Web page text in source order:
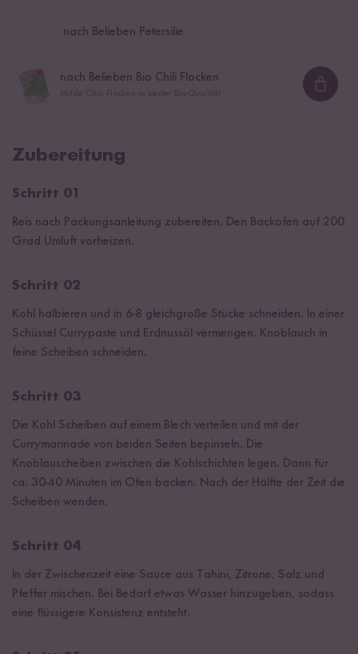
nach Belieben Petersilie
nach Belieben Bio Chili Flocken
Zubereitung
Schritt 01
Reis nach Packungsanleitung zubereiten. Den Backofen auf 200
Grad Umluft vorheizen.
Schritt 02
Kohl halbieren und in 6-8 gleichgroße Stücke schneiden. In einer
Schüssel Currypaste und Erdnussöl vermengen. Knoblauch in
feine Scheiben schneiden.
Schritt 03
Die Kohl Scheiben auf einem Blech verteilen und mit der
Currymarinade von beiden Seiten bepinseln. Die
Knoblauscheiben zwischen die Kohlschichten legen. Dann für
ca. 30-40 Minuten im Ofen backen. Nach der Hälfte der Zeit die
Scheiben wenden.
Schritt 04
In der Zwischenzeit eine Sauce aus Tahini, Zitrone, Salz und
Pfeffer mischen. Bei Bedarf etwas Wasser hinzugeben, sodass
eine flüssigere Konsistenz entsteht.